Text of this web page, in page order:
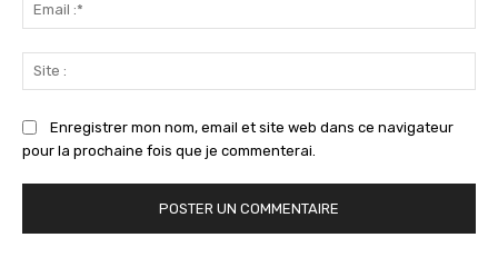
:*
:
Enregistrer mon nom, email et site web dans ce navigateur
pour la prochaine fois que je commenterai.